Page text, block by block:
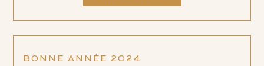
BONNE ANNÉE 2024